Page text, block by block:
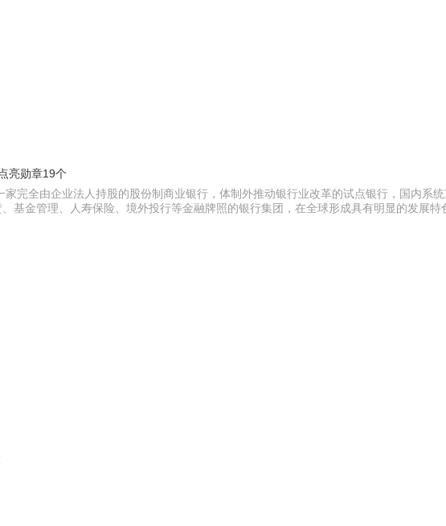
亮勋章19个
完全由企业法人持股的股份制商业银行，体制外推动银行业改革的试点银行，国内系
基金管理、人寿保险、境外投行等金融牌照的银行集团，在全球形成具有明显的发展特